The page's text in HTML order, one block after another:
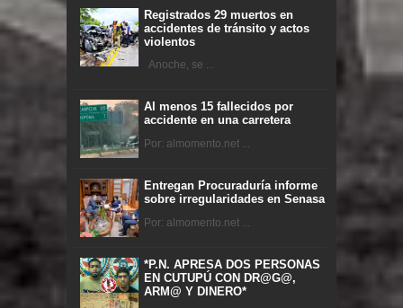
Registrados 29 muertos en
accidentes de tránsito y actos
violentos
Anoche, se ...
Al menos 15 fallecidos por
accidente en una carretera
Por: almomento.net ...
Entregan Procuraduría informe
sobre irregularidades en Senasa
Por: almomento.net ...
*P.N. APRESA DOS PERSONAS
EN CUTUPÚ CON DR@G@,
ARM@ Y DINERO*